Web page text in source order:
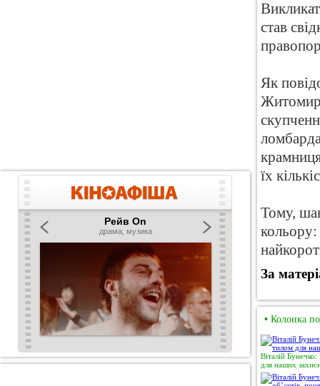
став
Як
їх
Тому,
За
• Колонка
Віталій
для наших